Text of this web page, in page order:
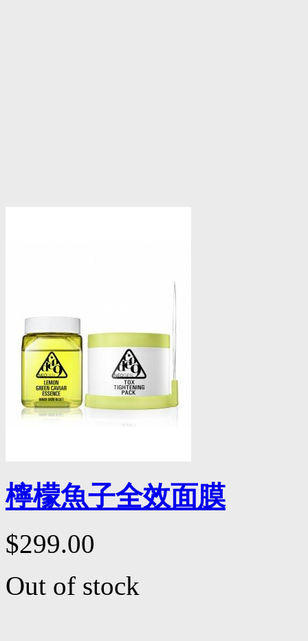
檸檬魚子全效面膜
$299.00
Out of stock